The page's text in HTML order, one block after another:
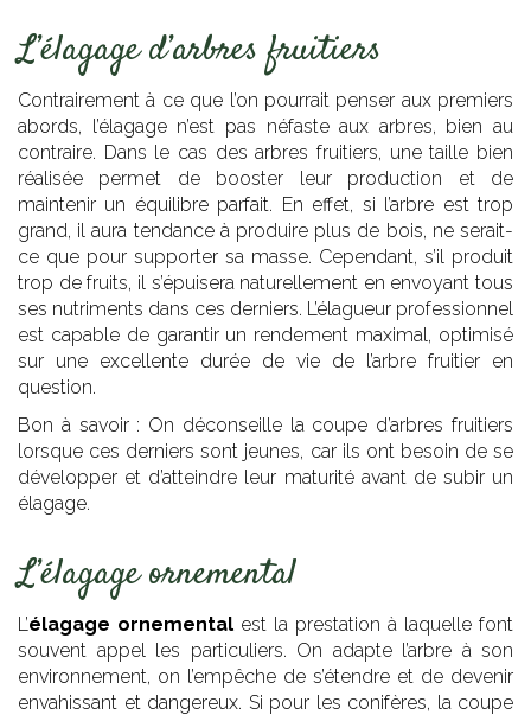
L’élagage d’arbres fruitiers
Contrairement à ce que l’on pourrait penser aux premiers
abords, l’élagage n’est pas néfaste aux arbres, bien au
contraire. Dans le cas des arbres fruitiers, une taille bien
réalisée permet de booster leur production et de
maintenir un équilibre parfait. En effet, si l’arbre est trop
grand, il aura tendance à produire plus de bois, ne serait-
ce que pour supporter sa masse. Cependant, s’il produit
trop de fruits, il s’épuisera naturellement en envoyant tous
ses nutriments dans ces derniers. L’élagueur professionnel
est capable de garantir un rendement maximal, optimisé
sur une excellente durée de vie de l’arbre fruitier en
question.
Bon à savoir : On déconseille la coupe d’arbres fruitiers
lorsque ces derniers sont jeunes, car ils ont besoin de se
développer et d’atteindre leur maturité avant de subir un
élagage.
L’élagage ornemental
L’élagage ornemental est la prestation à laquelle font
souvent appel les particuliers. On adapte l’arbre à son
environnement, on l’empêche de s’étendre et de devenir
envahissant et dangereux. Si pour les conifères, la coupe